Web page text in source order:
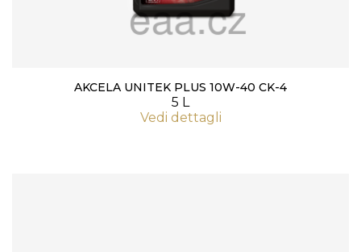
AKCELA UNITEK PLUS 10W-40 CK-4
5 L
Vedi dettagli